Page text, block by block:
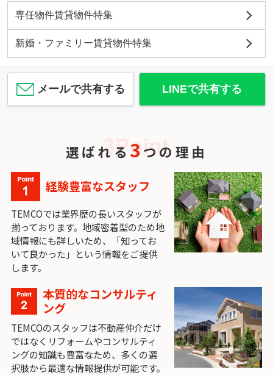
専任物件賃貸物件特集
新婚・ファミリー賃貸物件特集
メールで共有する LINEで共有する
選ばれる 3 つの理由
経験豊富なスタッフ
TEMCOでは業界歴の長いスタッフが
揃っております。地域密着型のため地
域情報にも詳しいため、「知ってお
いて良かった」という情報をご提供
します。
本質的なコンサルティ
ング
TEMCOのスタッフは不動産仲介だけ
ではなくリフォームやコンサルティ
ングの知識も豊富なため、多くの選
択肢から最適な情報提供が可能です。